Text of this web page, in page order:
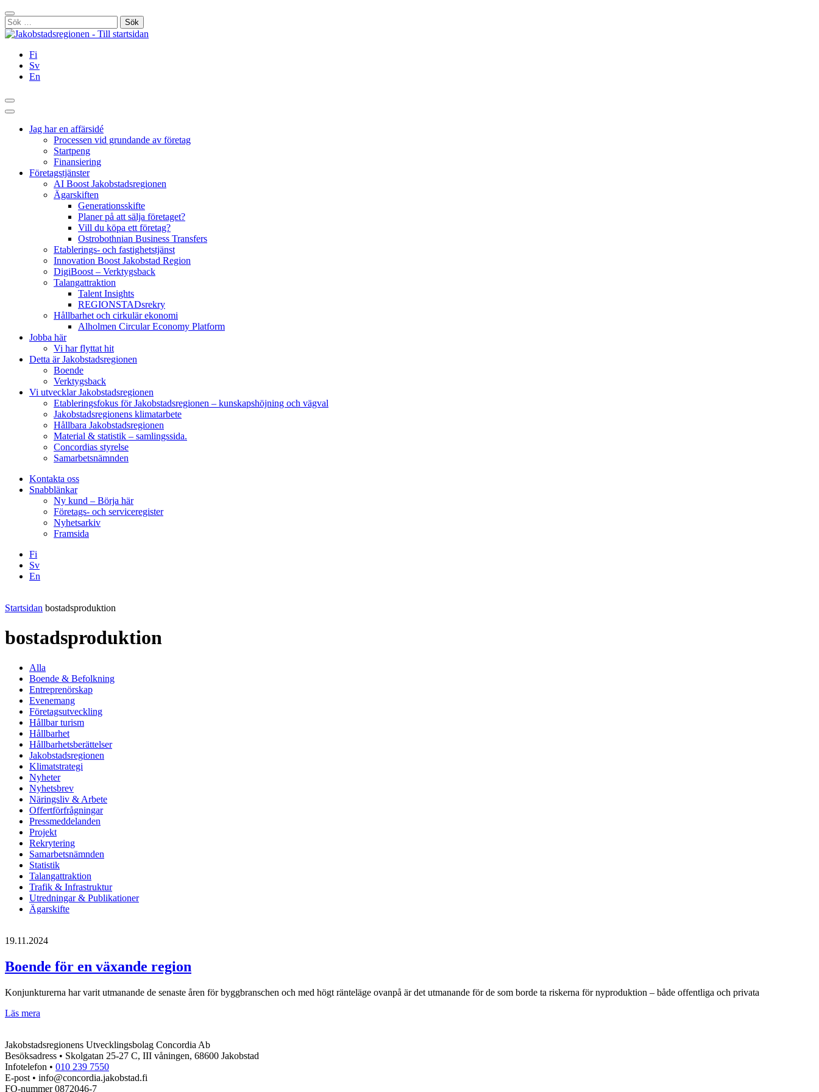
Hoppa
till
innehållet
Stäng
Sök
efter:
Fi
Sv
En
Sök
Huvudmeny
Jag har en affärsidé
Processen vid grundande av företag
Startpeng
Finansiering
Företagstjänster
AI Boost Jakobstadsregionen
Ägarskiften
Generationsskifte
Planer på att sälja företaget?
Vill du köpa ett företag?
Ostrobothnian Business Transfers
Etablerings- och fastighetstjänst
Innovation Boost Jakobstad Region
DigiBoost – Verktygsback
Talangattraktion
Talent Insights
REGIONSTADsrekry
Hållbarhet och cirkulär ekonomi
Alholmen Circular Economy Platform
Jobba här
Vi har flyttat hit
Detta är Jakobstadsregionen
Boende
Verktygsback
Vi utvecklar Jakobstadsregionen
Etableringsfokus för Jakobstadsregionen – kunskapshöjning och vägval
Jakobstadsregionens klimatarbete
Hållbara Jakobstadsregionen
Material & statistik – samlingssida.
Concordias styrelse
Samarbetsnämnden
Kontakta oss
Snabblänkar
Ny kund – Börja här
Företags- och serviceregister
Nyhetsarkiv
Framsida
Fi
Sv
En
Startsidan bostadsproduktion
bostadsproduktion
Alla
Boende & Befolkning
Entreprenörskap
Evenemang
Företagsutveckling
Hållbar turism
Hållbarhet
Hållbarhetsberättelser
Jakobstadsregionen
Klimatstrategi
Nyheter
Nyhetsbrev
Näringsliv & Arbete
Offertförfrågningar
Pressmeddelanden
Projekt
Rekrytering
Samarbetsnämnden
Statistik
Talangattraktion
Trafik & Infrastruktur
Utredningar & Publikationer
Ägarskifte
19.11.2024
Boende för en växande region
Konjunkturerna har varit utmanande de senaste åren för byggbranschen och med högt ränteläge ovanpå är det utmanande för de som borde ta riskerna för nyproduktion – både offentliga och privata
Läs mera
växande
region
Jakobstadsregionens Utvecklingsbolag Concordia Ab
Besöksadress • Skolgatan 25-27 C, III våningen, 68600 Jakobstad
Infotelefon • 010 239 7550
E-post • info@concordia.jakobstad.fi
FO-nummer 0872046-7